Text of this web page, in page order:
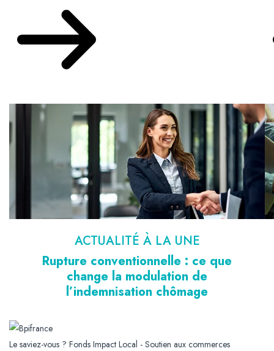
ACTUALITÉ À LA UNE
Rupture conventionnelle : ce que
change la modulation de
l’indemnisation chômage
Le saviez-vous ? Fonds Impact Local - Soutien aux commerces